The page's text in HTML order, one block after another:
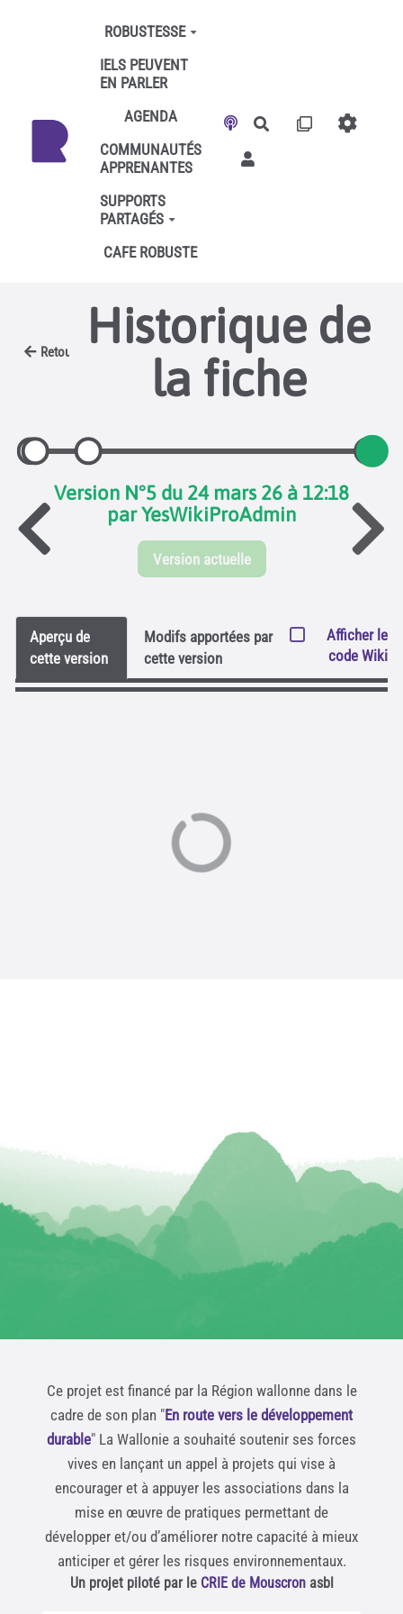
Aller au contenu principal
ROBUSTESSE
IELS PEUVENT
EN PARLER
AGENDA
COMMUNAUTÉS
APPRENANTES
SUPPORTS
PARTAGÉS
CAFE ROBUSTE
Rechercher
Retour
Historique de
la fiche
Version N°5 du 24 mars 26 à 12:18
par YesWikiProAdmin
Version actuelle
Aperçu de
cette version
Modifs apportées par
cette version
Afficher le
code Wiki
Ce projet est financé par la Région wallonne dans le
cadre de son plan "En route vers le développement
durable" La Wallonie a souhaité soutenir ses forces
vives en lançant un appel à projets qui vise à
encourager et à appuyer les associations dans la
mise en œuvre de pratiques permettant de
développer et/ou d’améliorer notre capacité à mieux
anticiper et gérer les risques environnementaux.
Un projet piloté par le CRIE de Mouscronasbl